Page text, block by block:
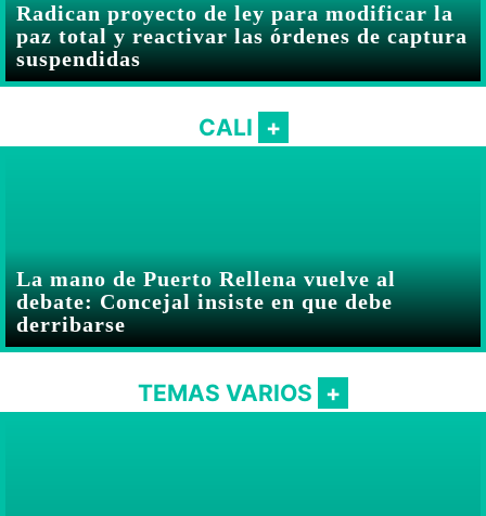
Radican proyecto de ley para modificar la
paz total y reactivar las órdenes de captura
suspendidas
CALI
La mano de Puerto Rellena vuelve al
debate: Concejal insiste en que debe
derribarse
TEMAS VARIOS